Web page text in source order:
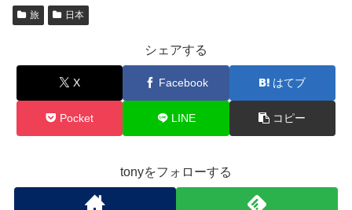
旅 日本
シェアする
X Facebook はてブ
Pocket LINE コピー
tonyをフォローする